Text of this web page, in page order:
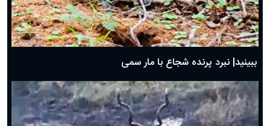
ببینید| نبرد پرنده شجاع با مار سمی